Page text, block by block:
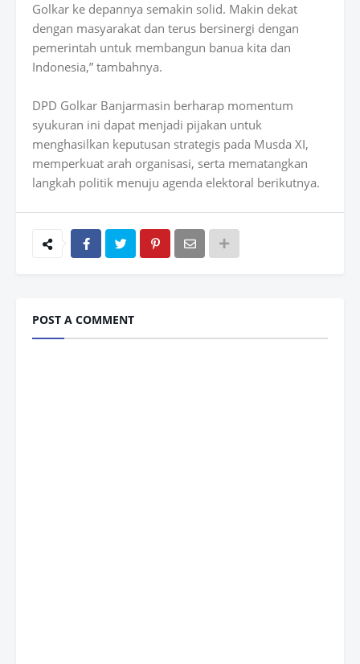
Golkar ke depannya semakin solid. Makin dekat
dengan masyarakat dan terus bersinergi dengan
pemerintah untuk membangun banua kita dan
Indonesia,” tambahnya.
DPD Golkar Banjarmasin berharap momentum
syukuran ini dapat menjadi pijakan untuk
menghasilkan keputusan strategis pada Musda XI,
memperkuat arah organisasi, serta mematangkan
langkah politik menuju agenda elektoral berikutnya.
POST A COMMENT